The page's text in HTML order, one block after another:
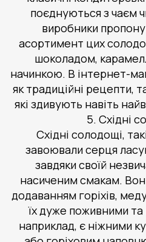
поєднуються з чаєм
виробники
асортимент цих
шоколадом,
начинкою. В інтернет-
як традиційні рецепти,
які здивують навіть
5. Східні
Східні солодощі,
завоювали серця
завдяки своїй
насиченим смакам.
додаванням горіхів,
їх дуже поживними
наприклад, є ніжними